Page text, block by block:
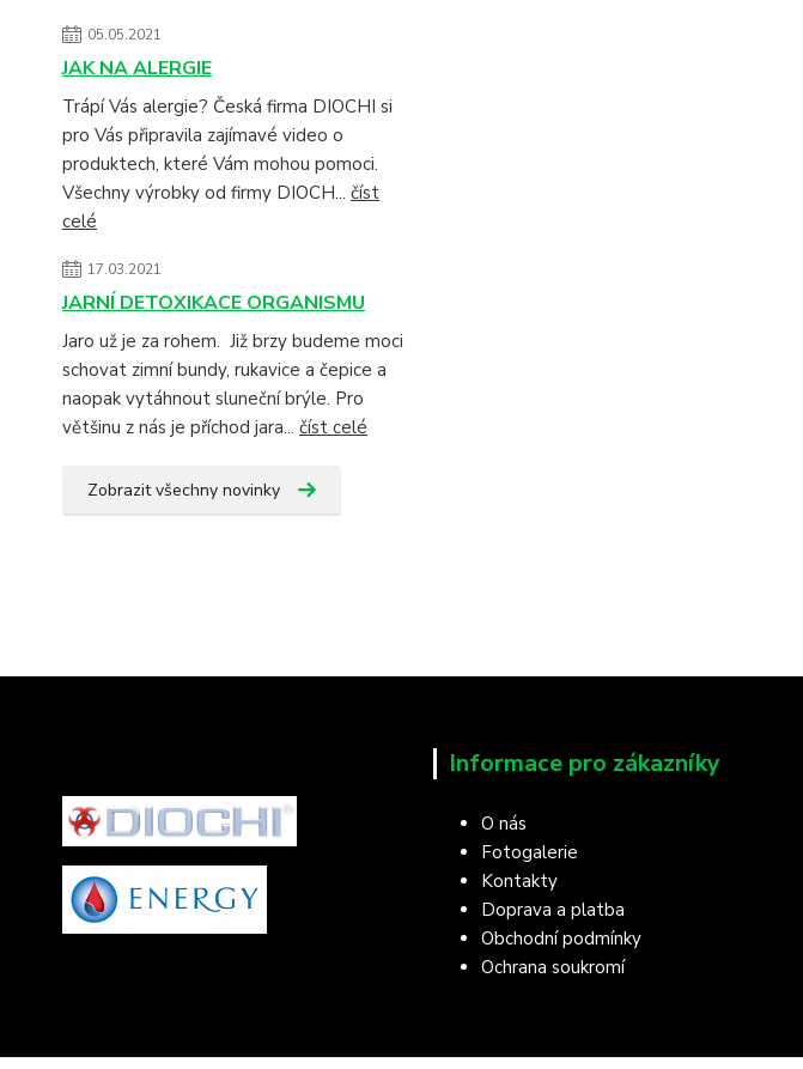
05.05.2021
JAK NA ALERGIE
Trápí Vás alergie? Česká firma DIOCHI si
pro Vás připravila zajímavé video o
produktech, které Vám mohou pomoci.
Všechny výrobky od firmy DIOCH... číst
celé
17.03.2021
JARNÍ DETOXIKACE ORGANISMU
Jaro už je za rohem. Již brzy budeme moci
schovat zimní bundy, rukavice a čepice a
naopak vytáhnout sluneční brýle. Pro
většinu z nás je příchod jara... číst celé
Zobrazit všechny novinky
Informace pro zákazníky
O nás
Fotogalerie
Kontakty
Doprava a platba
Obchodní podmínky
Ochrana soukromí